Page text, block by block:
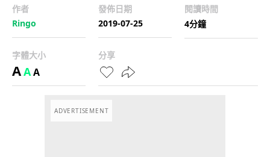
作者
Ringo
發佈日期
2019-07-25
閱讀時間
4分鐘
字體大小
AAA
分享
ADVERTISEMENT